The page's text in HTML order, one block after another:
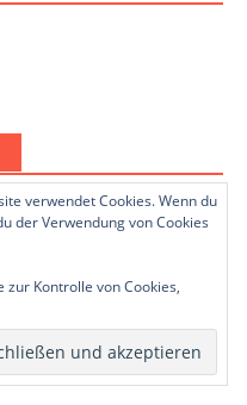
verwendet Cookies. Wenn du
der Verwendung von Cookies
Kontrolle von Cookies,